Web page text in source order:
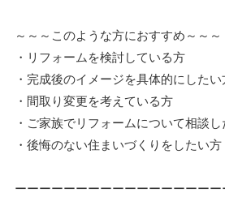
～～～このような方におすすめ～～～
・リフォームを検討している方
・完成後のイメージを具体的にしたい
・間取り変更を考えている方
・ご家族でリフォームについて相談
・後悔のない住まいづくりをしたい方
ーーーーーーーーーーーーーーーー